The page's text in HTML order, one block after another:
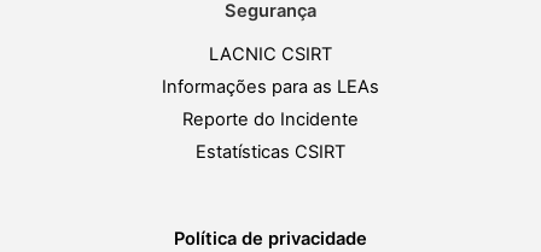
Segurança
LACNIC CSIRT
Informações para as LEAs
Reporte do Incidente
Estatísticas CSIRT
Política de privacidade